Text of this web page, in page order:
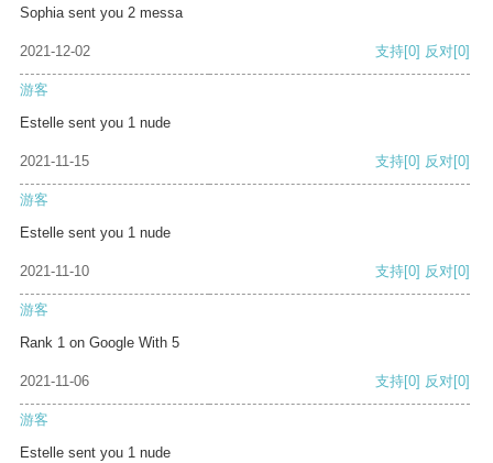
Sophia sent you 2 messa
2021-12-02 支持[0] 反对[0]
游客
Estelle sent you 1 nude
2021-11-15 支持[0] 反对[0]
游客
Estelle sent you 1 nude
2021-11-10 支持[0] 反对[0]
游客
Rank 1 on Google With 5
2021-11-06 支持[0] 反对[0]
游客
Estelle sent you 1 nude